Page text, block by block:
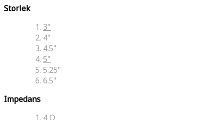
Storlek
3"
4"
4.5"
5"
5.25"
6.5"
Impedans
4 Ω